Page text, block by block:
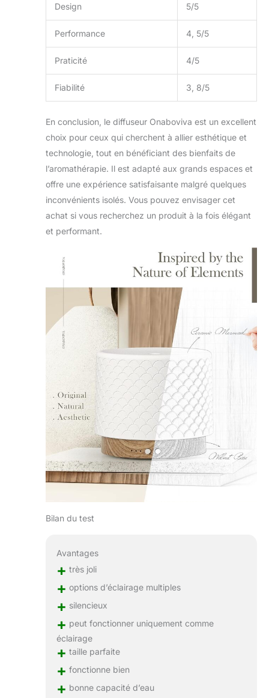
sans danger pour
votre bébé et vos
animaux de
compagnie. Avec
notre belle boîte
cadeau, vous pouvez
choisir d'offrir ce
beau cadeau à votre
Nous fournissons un
support technique de
deux ans, pas besoin
qualité.
Design 5/5
Performance 4, 5/5
Praticité 4/5
Fiabilité 3, 8/5
En conclusion, le diffuseur Onaboviva est un excellent
choix pour ceux qui cherchent à allier esthétique et
technologie, tout en bénéficiant des bienfaits de
l’aromathérapie. Il est adapté aux grands espaces et
offre une expérience satisfaisante malgré quelques
inconvénients isolés. Vous pouvez envisager cet
achat si vous recherchez un produit à la fois élégant
et performant.
Bilan du test
Avantages
+ très joli
+ options d’éclairage multiples
+ silencieux
+ peut fonctionner uniquement comme
éclairage
+ taille parfaite
+ fonctionne bien
+ bonne capacité d’eau